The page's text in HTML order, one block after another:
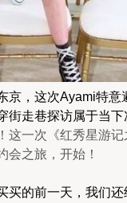
京，这次Ayami特意
街走巷探访属于当
这一次《红秀星游
会之旅，开始！
买的前一天，我们